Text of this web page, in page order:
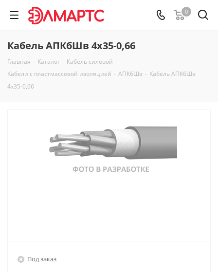
0
Кабель АПКбШв 4х35-0,66
Главная - Каталог - Кабель силовой -
Кабели с пластмассовой изоляцией - АПКбШв - Кабель АПКбШв
4х35-0,66
Под заказ